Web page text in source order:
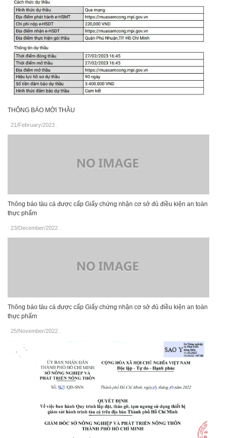
THÔNG BÁO MỜI THẦU
21/February/2023
Thông báo tàu cá được cấp Giấy chứng nhận cơ sở đủ điều kiện an toàn
thực phẩm
23/December/2022
Thông báo tàu cá được cấp Giấy chứng nhận cơ sở đủ điều kiện an toàn
thực phẩm
25/November/2022